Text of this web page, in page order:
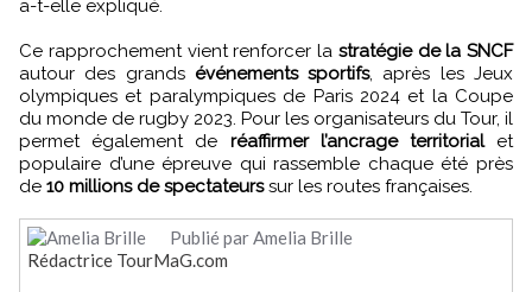
a-t-elle expliqué.
Ce rapprochement vient renforcer la stratégie de la SNCF
autour des grands événements sportifs, après les Jeux
olympiques et paralympiques de Paris 2024 et la Coupe
du monde de rugby 2023. Pour les organisateurs du Tour, il
permet également de réaffirmer l’ancrage territorialet
populaire d’une épreuve qui rassemble chaque été près
de 10 millions de spectateurssur les routes françaises.
Publié par Amelia Brille
Rédactrice TourMaG.com